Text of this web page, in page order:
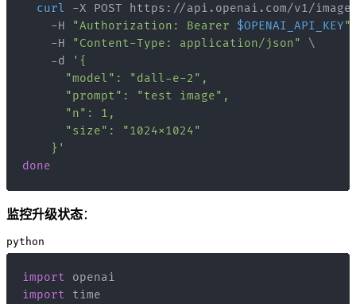
curl
-X POST https://api.openai.com/v1/
    -H
"Authorization: Bearer $OPENAI_API_KEY"
    -H
"Content-Type: application/json"
\
    -d
    }'
done
监控升级状态：
python
import
import